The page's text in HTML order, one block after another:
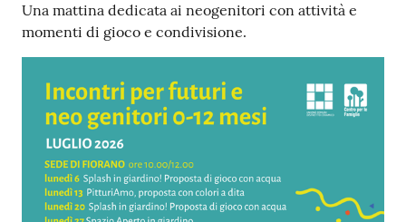
Una mattina dedicata ai neogenitori con attività e
momenti di gioco e condivisione.